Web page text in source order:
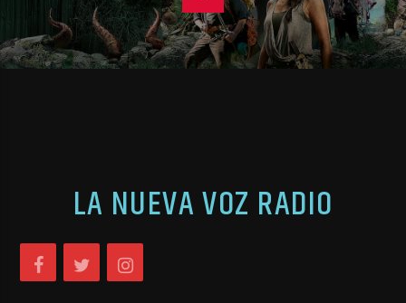
LA NUEVA VOZ RADIO